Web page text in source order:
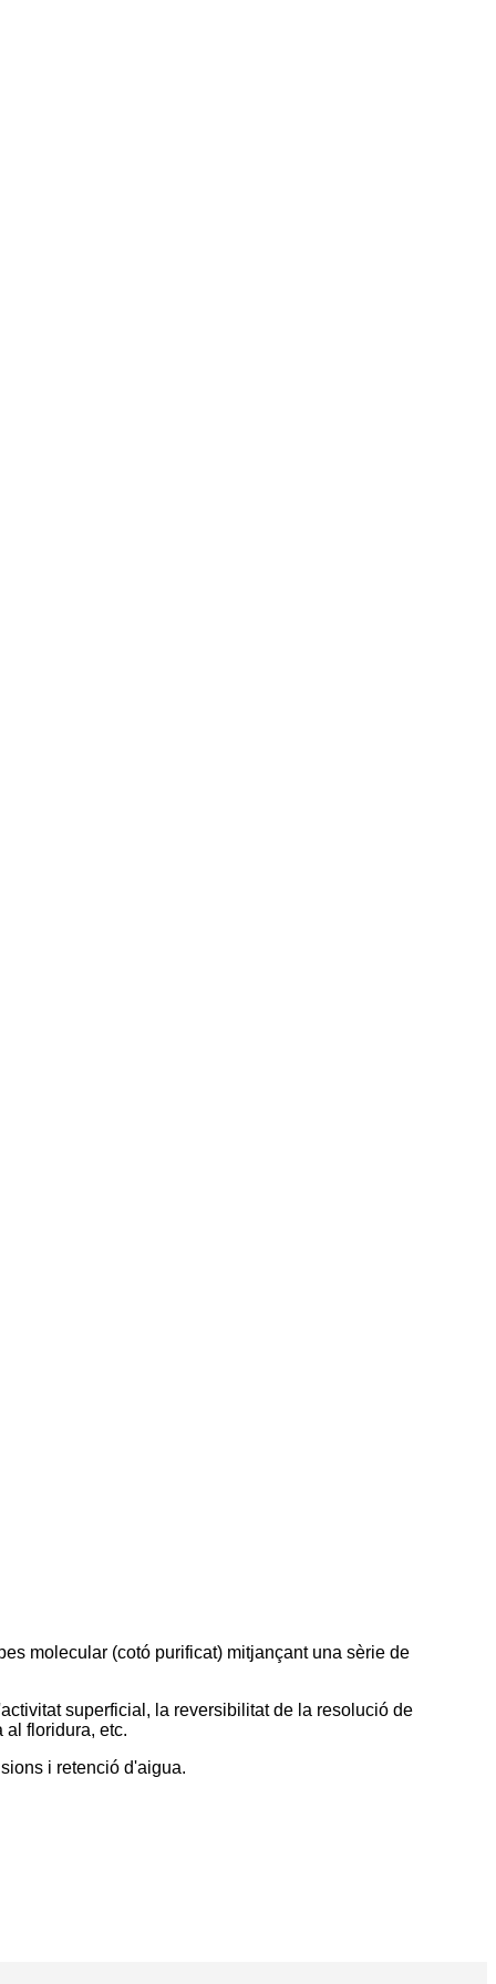
molecular (cotó purificat) mitjançant una sèrie de
superficial, la reversibilitat de la resolució de
al floridura, etc.
i retenció d'aigua.